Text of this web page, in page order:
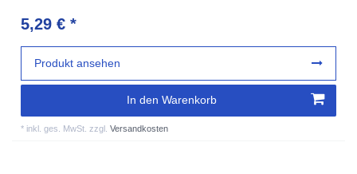
5,29 € *
In den Warenkorb
* inkl. ges. MwSt. zzgl.Versandkosten
Produkt ansehen